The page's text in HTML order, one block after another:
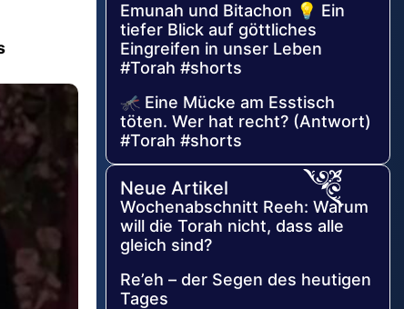
Emunah und Bitachon 💡 Ein
tiefer Blick auf göttliches
Eingreifen in unser Leben
#Torah #shorts
🦟 Eine Mücke am Esstisch
töten. Wer hat recht? (Antwort)
#Torah #shorts
Neue Artikel
Wochenabschnitt Reeh: Warum
will die Torah nicht, dass alle
gleich sind?
Re’eh – der Segen des heutigen
Tages